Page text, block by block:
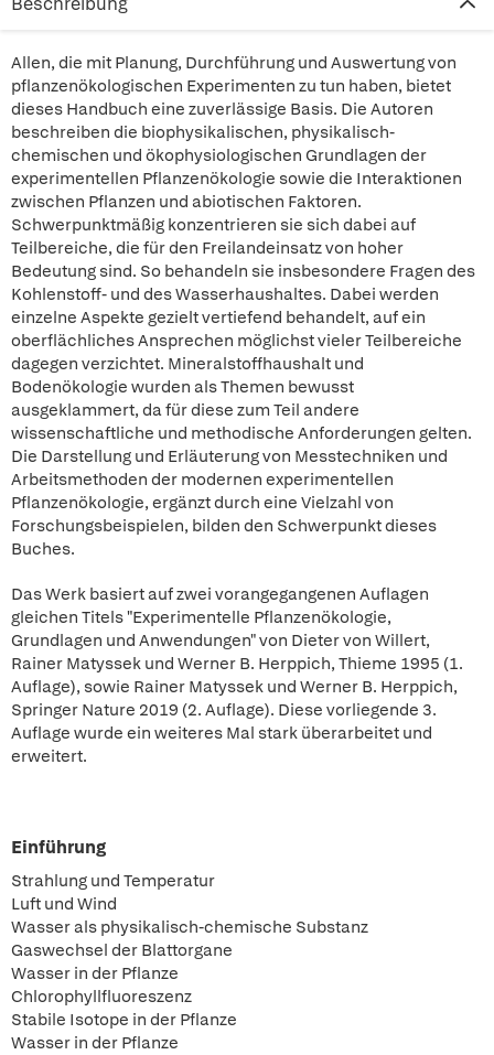
Allen, die mit Planung, Durchführung und Auswertung von
pflanzenökologischen Experimenten zu tun haben, bietet
dieses Handbuch eine zuverlässige Basis. Die Autoren
beschreiben die biophysikalischen, physikalisch-
chemischen und ökophysiologischen Grundlagen der
experimentellen Pflanzenökologie sowie die Interaktionen
zwischen Pflanzen und abiotischen Faktoren.
Schwerpunktmäßig konzentrieren sie sich dabei auf
Teilbereiche, die für den Freilandeinsatz von hoher
Bedeutung sind. So behandeln sie insbesondere Fragen des
Kohlenstoff- und des Wasserhaushaltes. Dabei werden
einzelne Aspekte gezielt vertiefend behandelt, auf ein
oberflächliches Ansprechen möglichst vieler Teilbereiche
dagegen verzichtet. Mineralstoffhaushalt und
Bodenökologie wurden als Themen bewusst
ausgeklammert, da für diese zum Teil andere
wissenschaftliche und methodische Anforderungen gelten.
Die Darstellung und Erläuterung von Messtechniken und
Arbeitsmethoden der modernen experimentellen
Pflanzenökologie, ergänzt durch eine Vielzahl von
Forschungsbeispielen, bilden den Schwerpunkt dieses
Buches.
Das Werk basiert auf zwei vorangegangenen Auflagen
gleichen Titels "Experimentelle Pflanzenökologie,
Grundlagen und Anwendungen" von Dieter von Willert,
Rainer Matyssek und Werner B. Herppich, Thieme 1995 (1.
Auflage), sowie Rainer Matyssek und Werner B. Herppich,
Springer Nature 2019 (2. Auflage). Diese vorliegende 3.
Auflage wurde ein weiteres Mal stark überarbeitet und
erweitert.
Einführung
Strahlung und Temperatur
Luft und Wind
Wasser als physikalisch-chemische Substanz
Gaswechsel der Blattorgane
Wasser in der Pflanze
Chlorophyllfluoreszenz
Stabile Isotope in der Pflanze
Wasser in der Pflanze